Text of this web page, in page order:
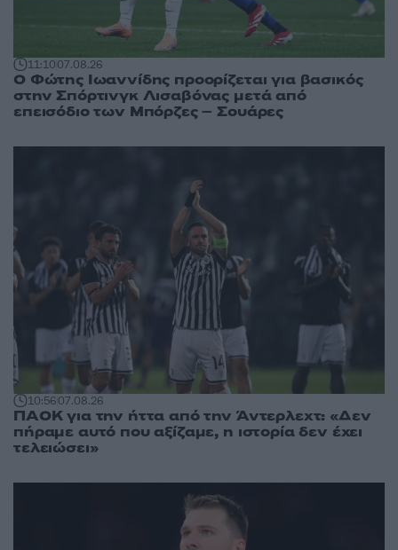
11:1007.08.26
Ο Φώτης Ιωαννίδης προορίζεται για βασικός
στην Σπόρτινγκ Λισαβόνας μετά από
επεισόδιο των Μπόρζες – Σουάρες
10:5607.08.26
ΠΑΟΚ για την ήττα από την Άντερλεχτ: «Δεν
πήραμε αυτό που αξίζαμε, η ιστορία δεν έχει
τελειώσει»